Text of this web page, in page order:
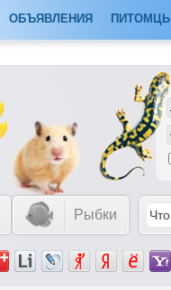
ОБЪЯВЛЕНИЯ ПИТОМЦЫ
Рыбки